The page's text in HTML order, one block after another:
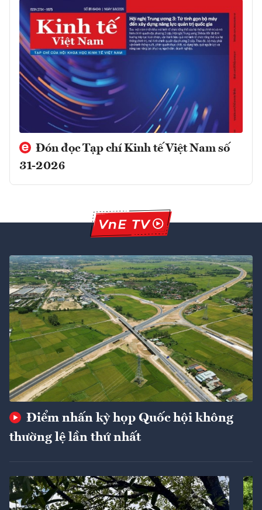
Đón đọc Tạp chí Kinh tế Việt Nam số
31-2026
Điểm nhấn kỳ họp Quốc hội không
thường lệ lần thứ nhất